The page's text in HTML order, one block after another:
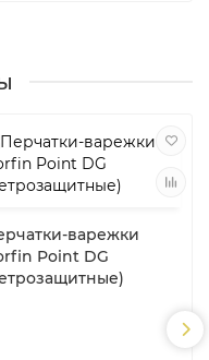
варежки
Point DG